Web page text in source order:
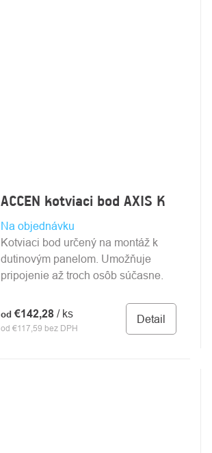
ACCEN kotviaci bod AXIS K
Na objednávku
od €117,59 bez DPH
od €142,28 / ks Detail
Kotviaci bod určený na montáž k
dutinovým panelom. Umožňuje
pripojenie až troch osôb súčasne.